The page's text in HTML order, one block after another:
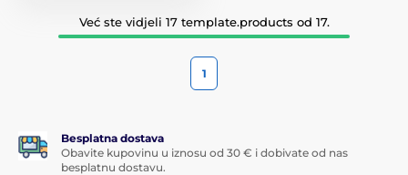
Već ste vidjeli 17 template.products od 17.
1
Besplatna dostava
Obavite kupovinu u iznosu od 30 € i dobivate od nas
besplatnu dostavu.